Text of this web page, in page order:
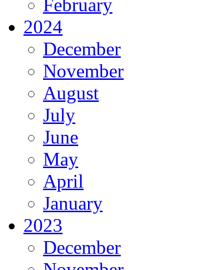
February
2024
December
November
August
July
June
May
April
January
2023
December